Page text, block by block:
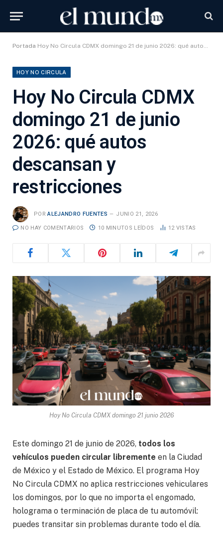
Portada Hoy No Circula CDMX domingo 21 de junio 2026: qué autos descansan y restricciones
HOY NO CIRCULA
Hoy No Circula CDMX
domingo 21 de junio
2026: qué autos
descansan y
restricciones
POR ALEJANDRO FUENTES JUNIO 21, 2026
NO HAY COMENTARIOS 10 MINUTOS LEÍDOS 12 VISTAS
Hoy No Circula CDMX domingo 21 junio 2026
Este domingo 21 de junio de 2026, todos los
vehículos pueden circular libremente en la Ciudad
de México y el Estado de México. El programa Hoy
No Circula CDMX no aplica restricciones vehiculares
los domingos, por lo que no importa el engomado,
holograma o terminación de placa de tu automóvil:
puedes transitar sin problemas durante todo el día.